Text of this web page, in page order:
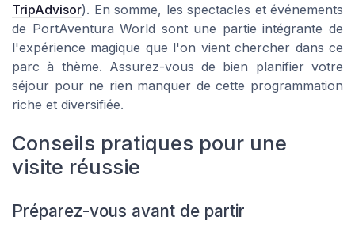
TripAdvisor). En somme, les spectacles et événements
de PortAventura World sont une partie intégrante de
l'expérience magique que l'on vient chercher dans ce
parc à thème. Assurez-vous de bien planifier votre
séjour pour ne rien manquer de cette programmation
riche et diversifiée.
Conseils pratiques pour une
visite réussie
Préparez-vous avant de partir